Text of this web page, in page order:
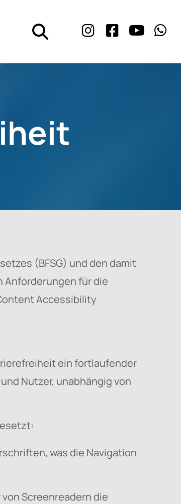
(BFSG) und den damit
Anforderungen für die
Accessibility
ein fortlaufender
Nutzer, unabhängig von
was die Navigation
Screenreadern die